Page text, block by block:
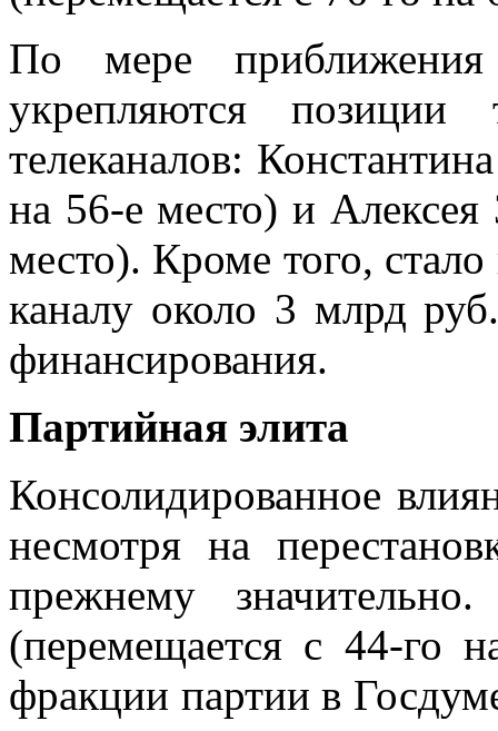
По мере приближения
укрепляются позиции
телеканалов:
на 56-е место) и
место). Кроме того,
каналу около 3 млрд
финансирования.
Партийная элита
Консолидированное
несмотря на
прежнему
(перемещается с 44-го
фракции партии в